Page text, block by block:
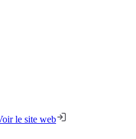
le site web